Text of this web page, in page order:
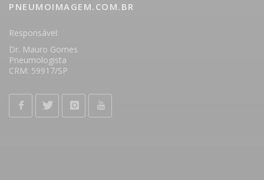
PNEUMOIMAGEM.COM.BR
Responsável:
Dr. Mauro Gomes
Pneumologista
CRM: 59917/SP